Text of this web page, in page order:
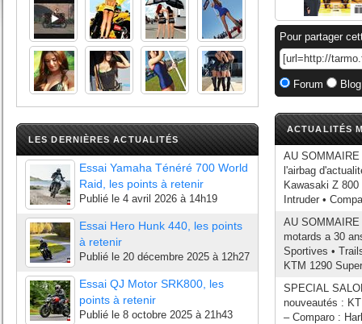
LES DERNIÈRES ACTUALITÉS
Essai Yamaha Ténéré 700 World
Raid, les points à retenir
Publié le 4 avril 2026 à 14h19
Essai Hero Hunk 440, les points
à retenir
Publié le 20 décembre 2025 à 12h27
Essai QJ Motor SRK800, les
points à retenir
Publié le 8 octobre 2025 à 21h43
Pour partager
Forum
ACTUALITÉS
AU SOMMAIRE
l'airbag
Kawasaki Z
Intruder •
AU SOMMAIRE
motards a 30
Sportives •
KTM 1290
SPECIAL
nouveautés :
– Comparo :